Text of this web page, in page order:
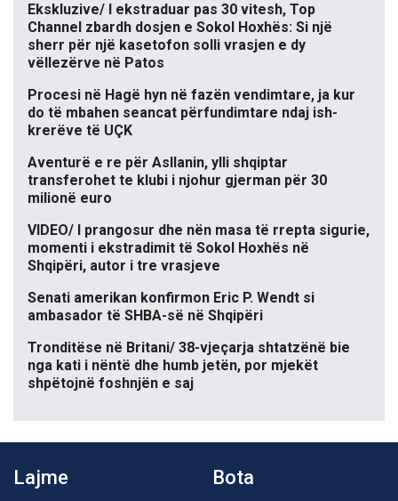
Ekskluzive/ I ekstraduar pas 30 vitesh, Top
Channel zbardh dosjen e Sokol Hoxhës: Si një
sherr për një kasetofon solli vrasjen e dy
vëllezërve në Patos
Procesi në Hagë hyn në fazën vendimtare, ja kur
do të mbahen seancat përfundimtare ndaj ish-
krerëve të UÇK
Aventurë e re për Asllanin, ylli shqiptar
transferohet te klubi i njohur gjerman për 30
milionë euro
VIDEO/ I prangosur dhe nën masa të rrepta sigurie,
momenti i ekstradimit të Sokol Hoxhës në
Shqipëri, autor i tre vrasjeve
Senati amerikan konfirmon Eric P. Wendt si
ambasador të SHBA-së në Shqipëri
Tronditëse në Britani/ 38-vjeçarja shtatzënë bie
nga kati i nëntë dhe humb jetën, por mjekët
shpëtojnë foshnjën e saj
Lajme Bota